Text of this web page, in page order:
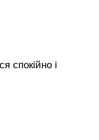
спокійно і